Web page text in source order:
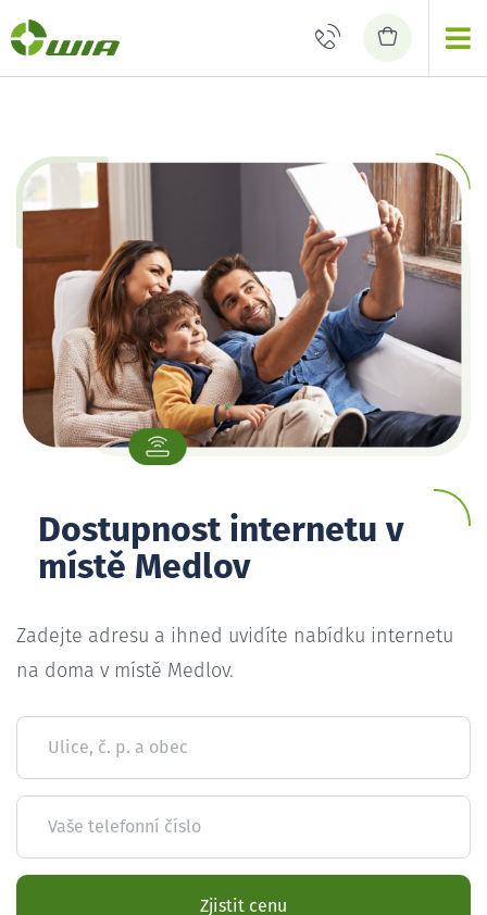
Dostupnost internetu v
místě Medlov
Zadejte adresu a ihned uvidíte nabídku internetu
na doma v místě Medlov.
Ulice, č. p. a obec
Vaše telefonní číslo
Zjistit cenu